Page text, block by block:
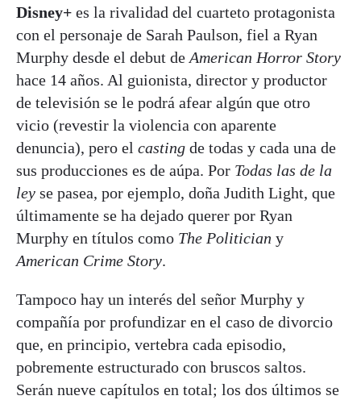
Disney+ es la rivalidad del cuarteto protagonista
con el personaje de Sarah Paulson, fiel a Ryan
Murphy desde el debut deAmerican Horror Story
hace 14 años. Al guionista, director y productor
de televisión se le podrá afear algún que otro
vicio (revestir la violencia con aparente
denuncia), pero el casting de todas y cada una de
sus producciones es de aúpa. Por Todas las de la
ley se pasea, por ejemplo, doña Judith Light, que
últimamente se ha dejado querer por Ryan
Murphy en títulos como The Politician y
American Crime Story.
Tampoco hay un interés del señor Murphy y
compañía por profundizar en el caso de divorcio
que, en principio, vertebra cada episodio,
pobremente estructurado con bruscos saltos.
Serán nueve capítulos en total; los dos últimos se